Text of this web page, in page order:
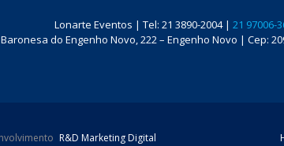
Lonarte Eventos | Tel: 21 3890-2004 | 21 97006-
do Engenho Novo, 222 – Engenho Novo | Cep:
R&D Marketing Digital